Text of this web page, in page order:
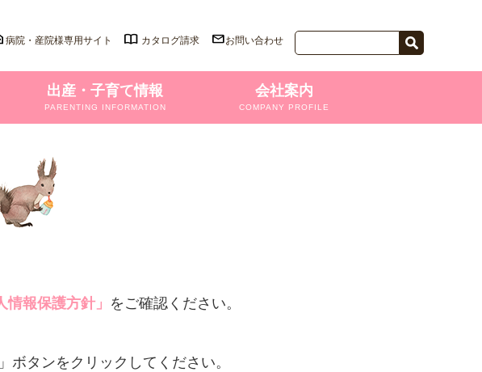
病院・産院様専用サイト カタログ請求 お問い合わせ
出産・子育て情報
PARENTING INFORMATION
会社案内
COMPANY PROFILE
情報保護方針」 をご確認ください。
ボタンをクリックしてください。